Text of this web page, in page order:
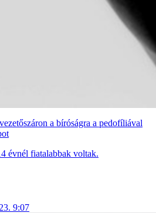
a bíróságra a pedofíliával
évnél fiatalabbak voltak.
9:07